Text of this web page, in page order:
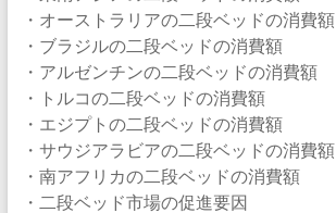
・オーストラリアの二段ベッドの消費額
・ブラジルの二段ベッドの消費額
・アルゼンチンの二段ベッドの消費額
・トルコの二段ベッドの消費額
・エジプトの二段ベッドの消費額
・サウジアラビアの二段ベッドの消費額
・南アフリカの二段ベッドの消費額
・二段ベッド市場の促進要因